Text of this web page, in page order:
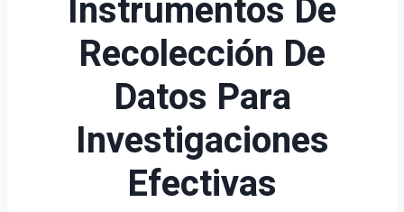
Instrumentos De
Recolección De
Datos Para
Investigaciones
Efectivas